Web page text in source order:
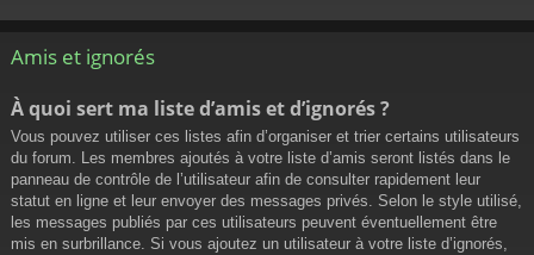
Amis et ignorés
À quoi sert ma liste d’amis et d’ignorés ?
Vous pouvez utiliser ces listes afin d’organiser et trier certains utilisateurs
du forum. Les membres ajoutés à votre liste d’amis seront listés dans le
panneau de contrôle de l’utilisateur afin de consulter rapidement leur
statut en ligne et leur envoyer des messages privés. Selon le style utilisé,
les messages publiés par ces utilisateurs peuvent éventuellement être
mis en surbrillance. Si vous ajoutez un utilisateur à votre liste d’ignorés,